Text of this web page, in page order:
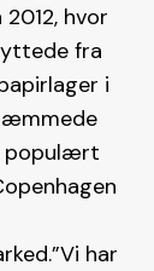
hvor
fra
i
populært
har